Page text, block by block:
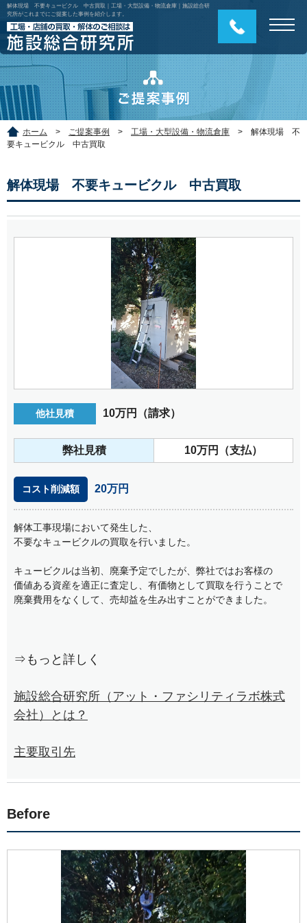
解体現場 不要キュービクル 中古買取｜工場・大型設備・物流倉庫｜施設総合研
究所がこれまでにご提案した事例を紹介します。
ホーム > ご提案事例 > 工場・大型設備・物流倉庫 > 解体現場 不
要キュービクル 中古買取
解体現場 不要キュービクル 中古買取
他社⾒積 10万円（請求）
弊社⾒積 10万円（支払）
コスト削減額 20万円
解体工事現場において発生した、
不要なキュービクルの買取を行いました。
キュービクルは当初、廃棄予定でしたが、弊社ではお客様の
価値ある資産を適正に査定し、有価物として買取を行うことで
廃棄費用をなくして、売却益を生み出すことができました。
⇒もっと詳しく
施設総合研究所（アット・ファシリティラボ株式
会社）とは？
主要取引先
Before